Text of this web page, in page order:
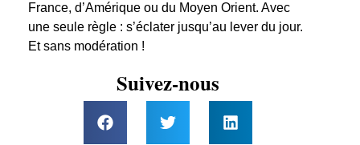
France, d’Amérique ou du Moyen Orient. Avec
une seule règle : s’éclater jusqu’au lever du jour.
Et sans modération !
Suivez-nous